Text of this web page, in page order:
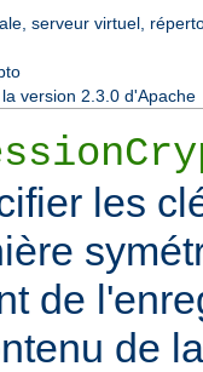
serveur virtuel,
version 2.3.0 d'Apache
les
de
de